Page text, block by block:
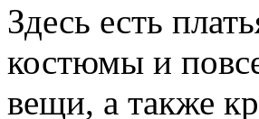
Здесь есть
костюмы и
вещи, а также